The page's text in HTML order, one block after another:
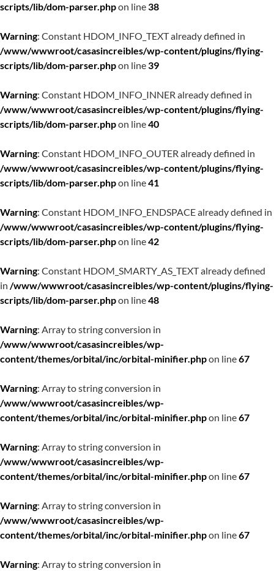
scripts/lib/dom-parser.phpon line38
Warning: Constant HDOM_INFO_TEXT already defined in
/www/wwwroot/casasincreibles/wp-content/plugins/flying-
scripts/lib/dom-parser.phpon line39
Warning: Constant HDOM_INFO_INNER already defined in
/www/wwwroot/casasincreibles/wp-content/plugins/flying-
scripts/lib/dom-parser.phpon line40
Warning: Constant HDOM_INFO_OUTER already defined in
/www/wwwroot/casasincreibles/wp-content/plugins/flying-
scripts/lib/dom-parser.phpon line41
Warning: Constant HDOM_INFO_ENDSPACE already defined in
/www/wwwroot/casasincreibles/wp-content/plugins/flying-
scripts/lib/dom-parser.phpon line42
Warning: Constant HDOM_SMARTY_AS_TEXT already defined
in /www/wwwroot/casasincreibles/wp-content/plugins/flying-
scripts/lib/dom-parser.phpon line48
Warning: Array to string conversion in
/www/wwwroot/casasincreibles/wp-
content/themes/orbital/inc/orbital-minifier.phpon line67
Warning: Array to string conversion in
/www/wwwroot/casasincreibles/wp-
content/themes/orbital/inc/orbital-minifier.phpon line67
Warning: Array to string conversion in
/www/wwwroot/casasincreibles/wp-
content/themes/orbital/inc/orbital-minifier.phpon line67
Warning: Array to string conversion in
/www/wwwroot/casasincreibles/wp-
content/themes/orbital/inc/orbital-minifier.phpon line67
Warning: Array to string conversion in